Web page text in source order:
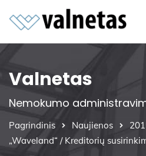
Valnetas
Nemokumo
Pagrindinis Naujienos
„Waveland“ / Kreditorių